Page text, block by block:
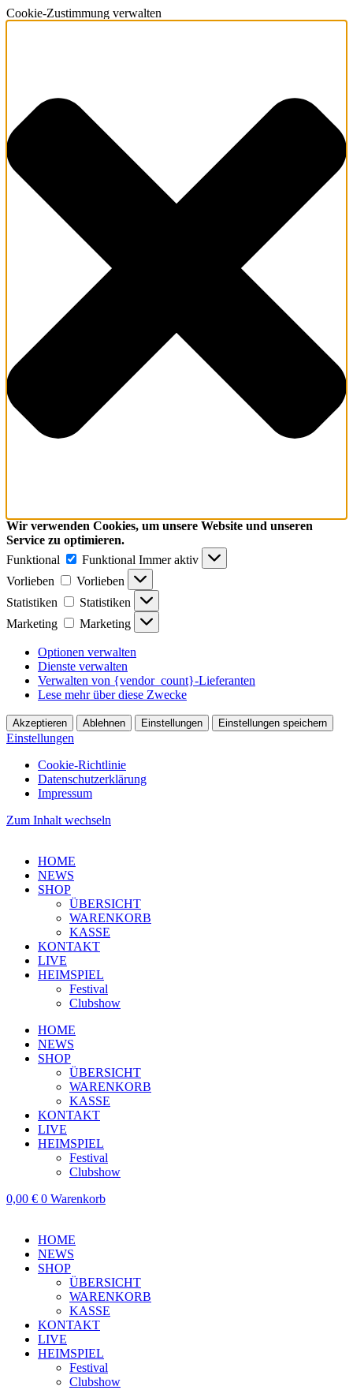
Cookie-Zustimmung verwalten
Wir verwenden Cookies, um unsere Website und unseren
Service zu optimieren.
Funktional
Funktional Immer aktiv
Vorlieben
Vorlieben
Statistiken
Statistiken
Marketing
Marketing
Optionen verwalten
Dienste verwalten
Verwalten von {vendor_count}-Lieferanten
Lese mehr über diese Zwecke
Akzeptieren Ablehnen Einstellungen Einstellungen speichern
Einstellungen
Cookie-Richtlinie
Datenschutzerklärung
Impressum
Zum Inhalt wechseln
HOME
NEWS
SHOP
ÜBERSICHT
WARENKORB
KASSE
KONTAKT
LIVE
HEIMSPIEL
Festival
Clubshow
HOME
NEWS
SHOP
ÜBERSICHT
WARENKORB
KASSE
KONTAKT
LIVE
HEIMSPIEL
Festival
Clubshow
0,00 € 0 Warenkorb
HOME
NEWS
SHOP
ÜBERSICHT
WARENKORB
KASSE
KONTAKT
LIVE
HEIMSPIEL
Festival
Clubshow